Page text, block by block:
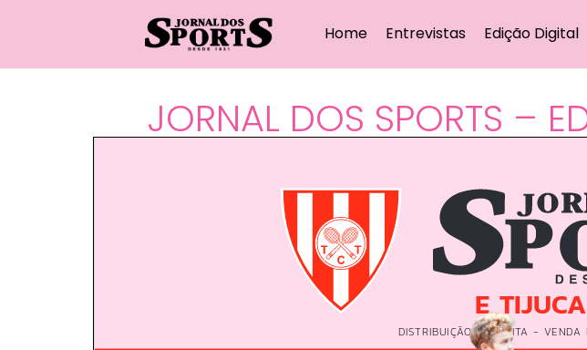
Home Entrevistas Edição Digital
JORNAL DOS SPORTS –